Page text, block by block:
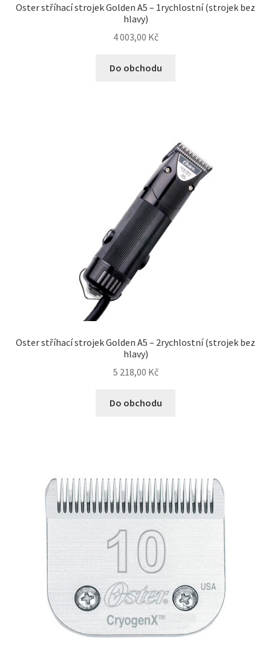
Oster stříhací strojek Golden A5 – 1rychlostní (strojek bez
hlavy)
4 003,00 Kč
Do obchodu
Oster stříhací strojek Golden A5 – 2rychlostní (strojek bez
hlavy)
5 218,00 Kč
Do obchodu